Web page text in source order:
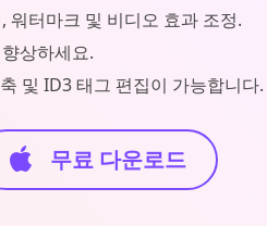
워터마크 및 비디오 효과 조정.
상하세요.
및 ID3 태그 편집이 가능합니다.
무료 다운로드